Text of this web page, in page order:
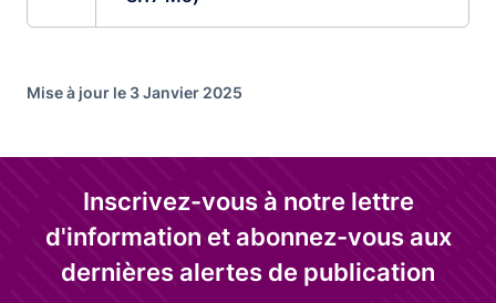
Mise à jour le 3 Janvier 2025
Inscrivez-vous à notre lettre
d'information et abonnez-vous aux
dernières alertes de publication